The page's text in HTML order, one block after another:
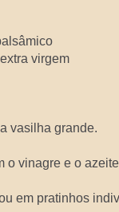
virgem
vasilha grande.
o vinagre e o
em pratinhos